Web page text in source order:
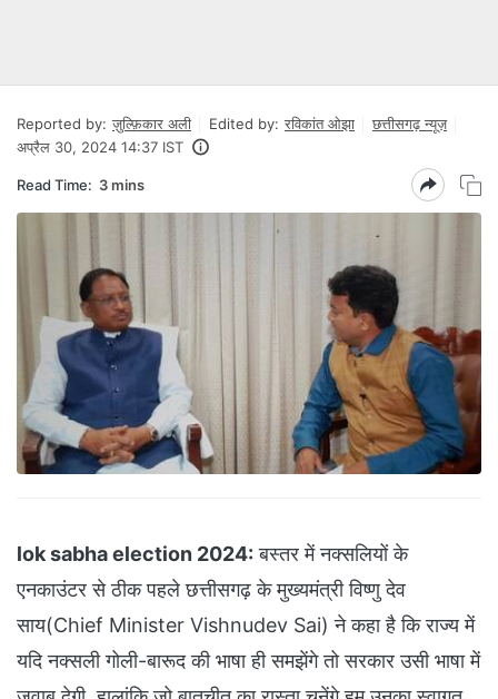
Reported by: ज़ुल्फ़िकार अली Edited by: रविकांत ओझा
छत्तीसगढ़ न्यूज़
अप्रैल 30, 2024 14:37 IST
Read Time: 3 mins
lok sabha election 2024: बस्तर में नक्सलियों के
एनकाउंटर से ठीक पहले छत्तीसगढ़ के मुख्यमंत्री विष्णु देव
साय(Chief Minister Vishnudev Sai) ने कहा है कि राज्य में
यदि नक्सली गोली-बारूद की भाषा ही समझेंगे तो सरकार उसी भाषा में